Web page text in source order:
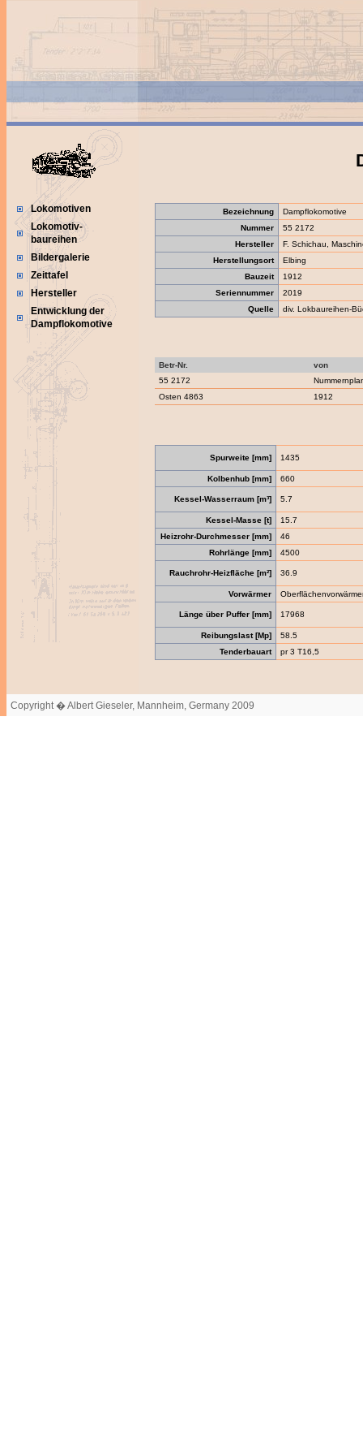
Lokomotiven
Lokomotiv-
baureihen
Bildergalerie
Zeittafel
Hersteller
Entwicklung der
Dampflokomotive
Bezeichnung
Dampflokomotive
Nummer
55 2172
Hersteller
F. Schichau,
Herstellungsort
Elbing
Bauzeit
1912
Seriennummer
2019
Quelle
div. Lokbaureihen-
Betr-Nr.
von
55 2172
Osten 4863
1912
Spurweite [mm] 1435
Kolbenhub [mm] 660
Kessel-Wasserraum [m³] 5.7
Kessel-Masse [t]
15.7
Heizrohr-Durchmesser [mm]
46
Rohrlänge [mm]
4500
Rauchrohr-Heizfläche [m²] 36.9
Vorwärmer
Länge über Puffer [mm] 17968
Reibungslast [Mp]
58.5
Tenderbauart
pr 3 T16,5
Copyright � Albert Gieseler, Mannheim, Germany 2009